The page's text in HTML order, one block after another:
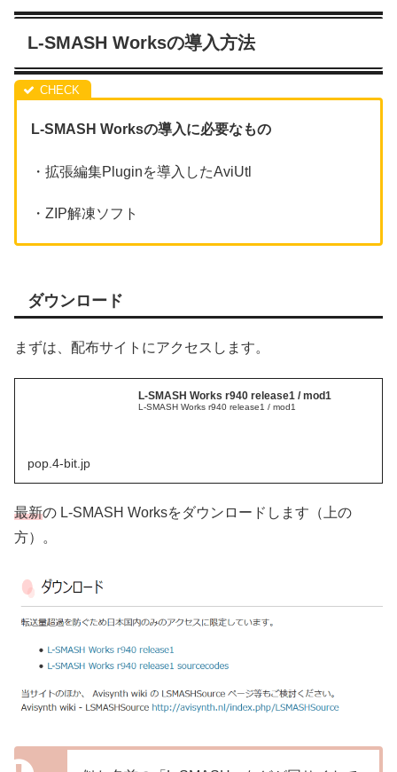
L-SMASH Worksの導入方法
L-SMASH Worksの導入に必要なもの
・拡張編集Pluginを導入したAviUtl
・ZIP解凍ソフト
ダウンロード
まずは、配布サイトにアクセスします。
L-SMASH Works r940 release1 / mod1
L-SMASH Works r940 release1 / mod1
pop.4-bit.jp
最新の L-SMASH Worksをダウンロードします（上の
方）。